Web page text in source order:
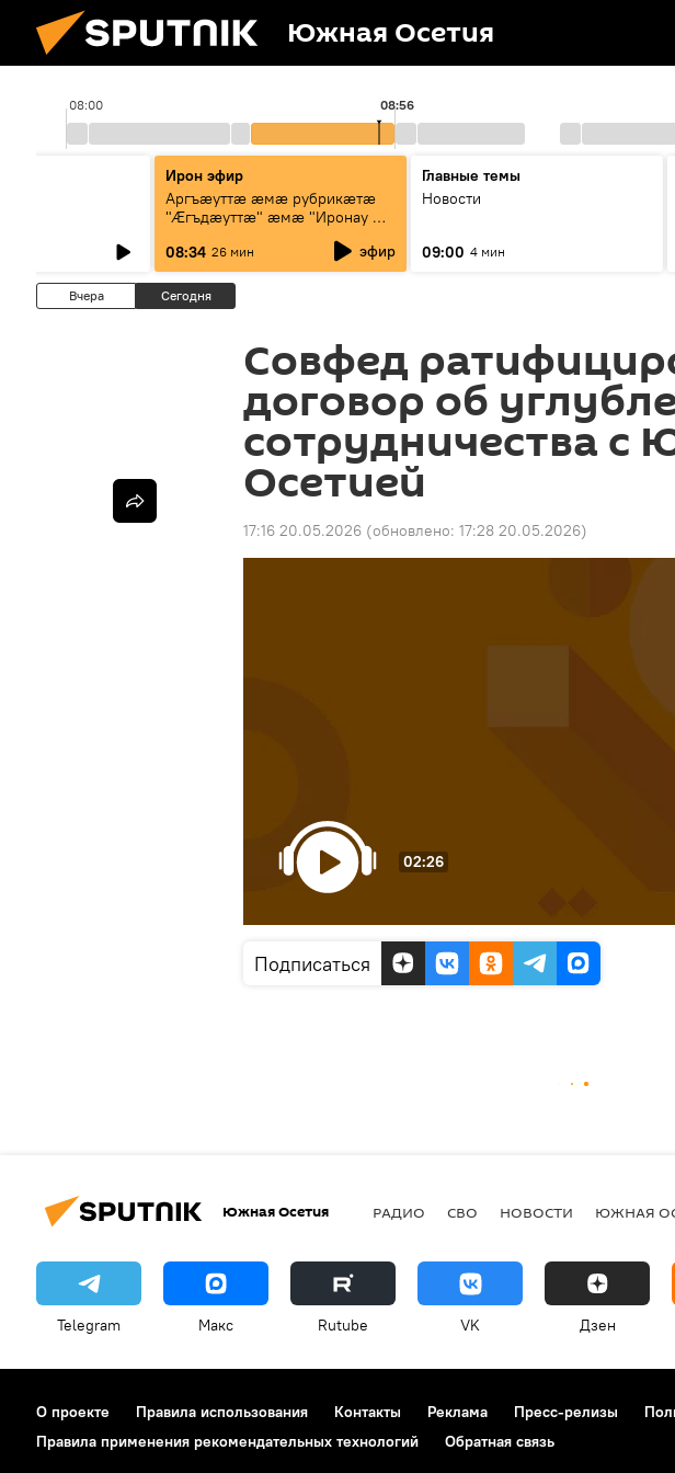
Южная Осетия
08:00 08:56
Ирон эфир
Аргъæуттæ æмæ рубрикæтæ
"Æгъдæуттæ" æмæ "Иронау æй
08:34 26 мин эфир
Главные темы
Новости
09:00 4 мин
Вчера Сегодня
Совфед
договор об
сотрудничества с
Осетией
17:16 20.05.2026 (обновлено: 17:28 20.05.2026)
02:26
Подписаться
Южная Осетия РАДИО СВО НОВОСТИ ЮЖНАЯ
Telegram Макс Rutube VK Дзен
О проекте Правила использования Контакты Реклама Пресс-релизы
Правила применения рекомендательных технологий
Обратная связь